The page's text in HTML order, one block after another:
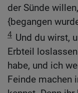
der Sünde
{begangen
4 Und du wirst,
Erbteil
habe, und ich
Feinde machen